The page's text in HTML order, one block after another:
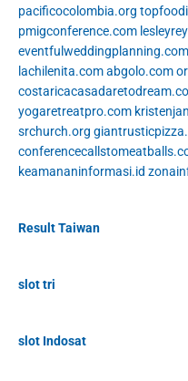
pacificocolombia.org
pmigconference.com
eventfulweddingplanning.com
lachilenita.comabgolo.com
yogaretreatpro.com
srchurch.org
keamananinformasi.id
Result Taiwan
slot tri
slot Indosat